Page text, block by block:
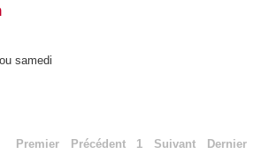
samedi
Premier Précédent 1 Suivant Dernier